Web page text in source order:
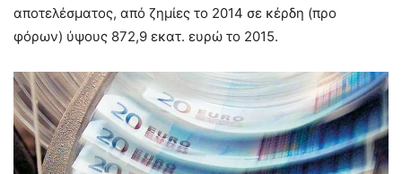
αποτελέσματος, από ζημίες το 2014 σε κέρδη (προ
φόρων) ύψους 872,9 εκατ. ευρώ το 2015.